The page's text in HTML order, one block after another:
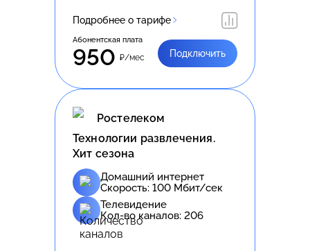
Подробнее о тарифе
Абонентская плата
950 ₽/мес Подключить
Ростелеком
Технологии развлечения.
Хит сезона
Домашний интернет
Скорость: 100 Мбит/сек
Телевидение
Кол-во каналов: 206